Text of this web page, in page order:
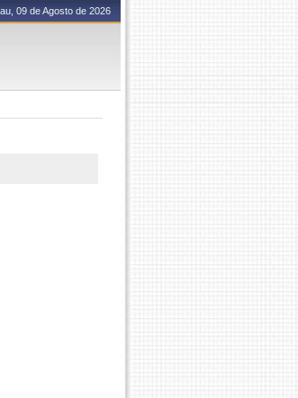
09 de Agosto de 2026